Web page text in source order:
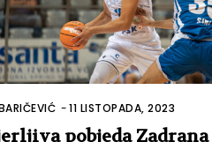
-11 LISTOPADA, 2023
pobjeda Zadrana